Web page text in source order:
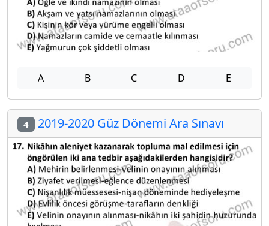
A B C D E
4 2019-2020 Güz Dönemi Ara Sınavı